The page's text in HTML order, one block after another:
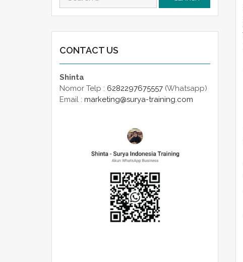
for:
CONTACT US
Shinta
Nomor Telp : 6282297675557 (Whatsapp)
Email : marketing@surya-training.com